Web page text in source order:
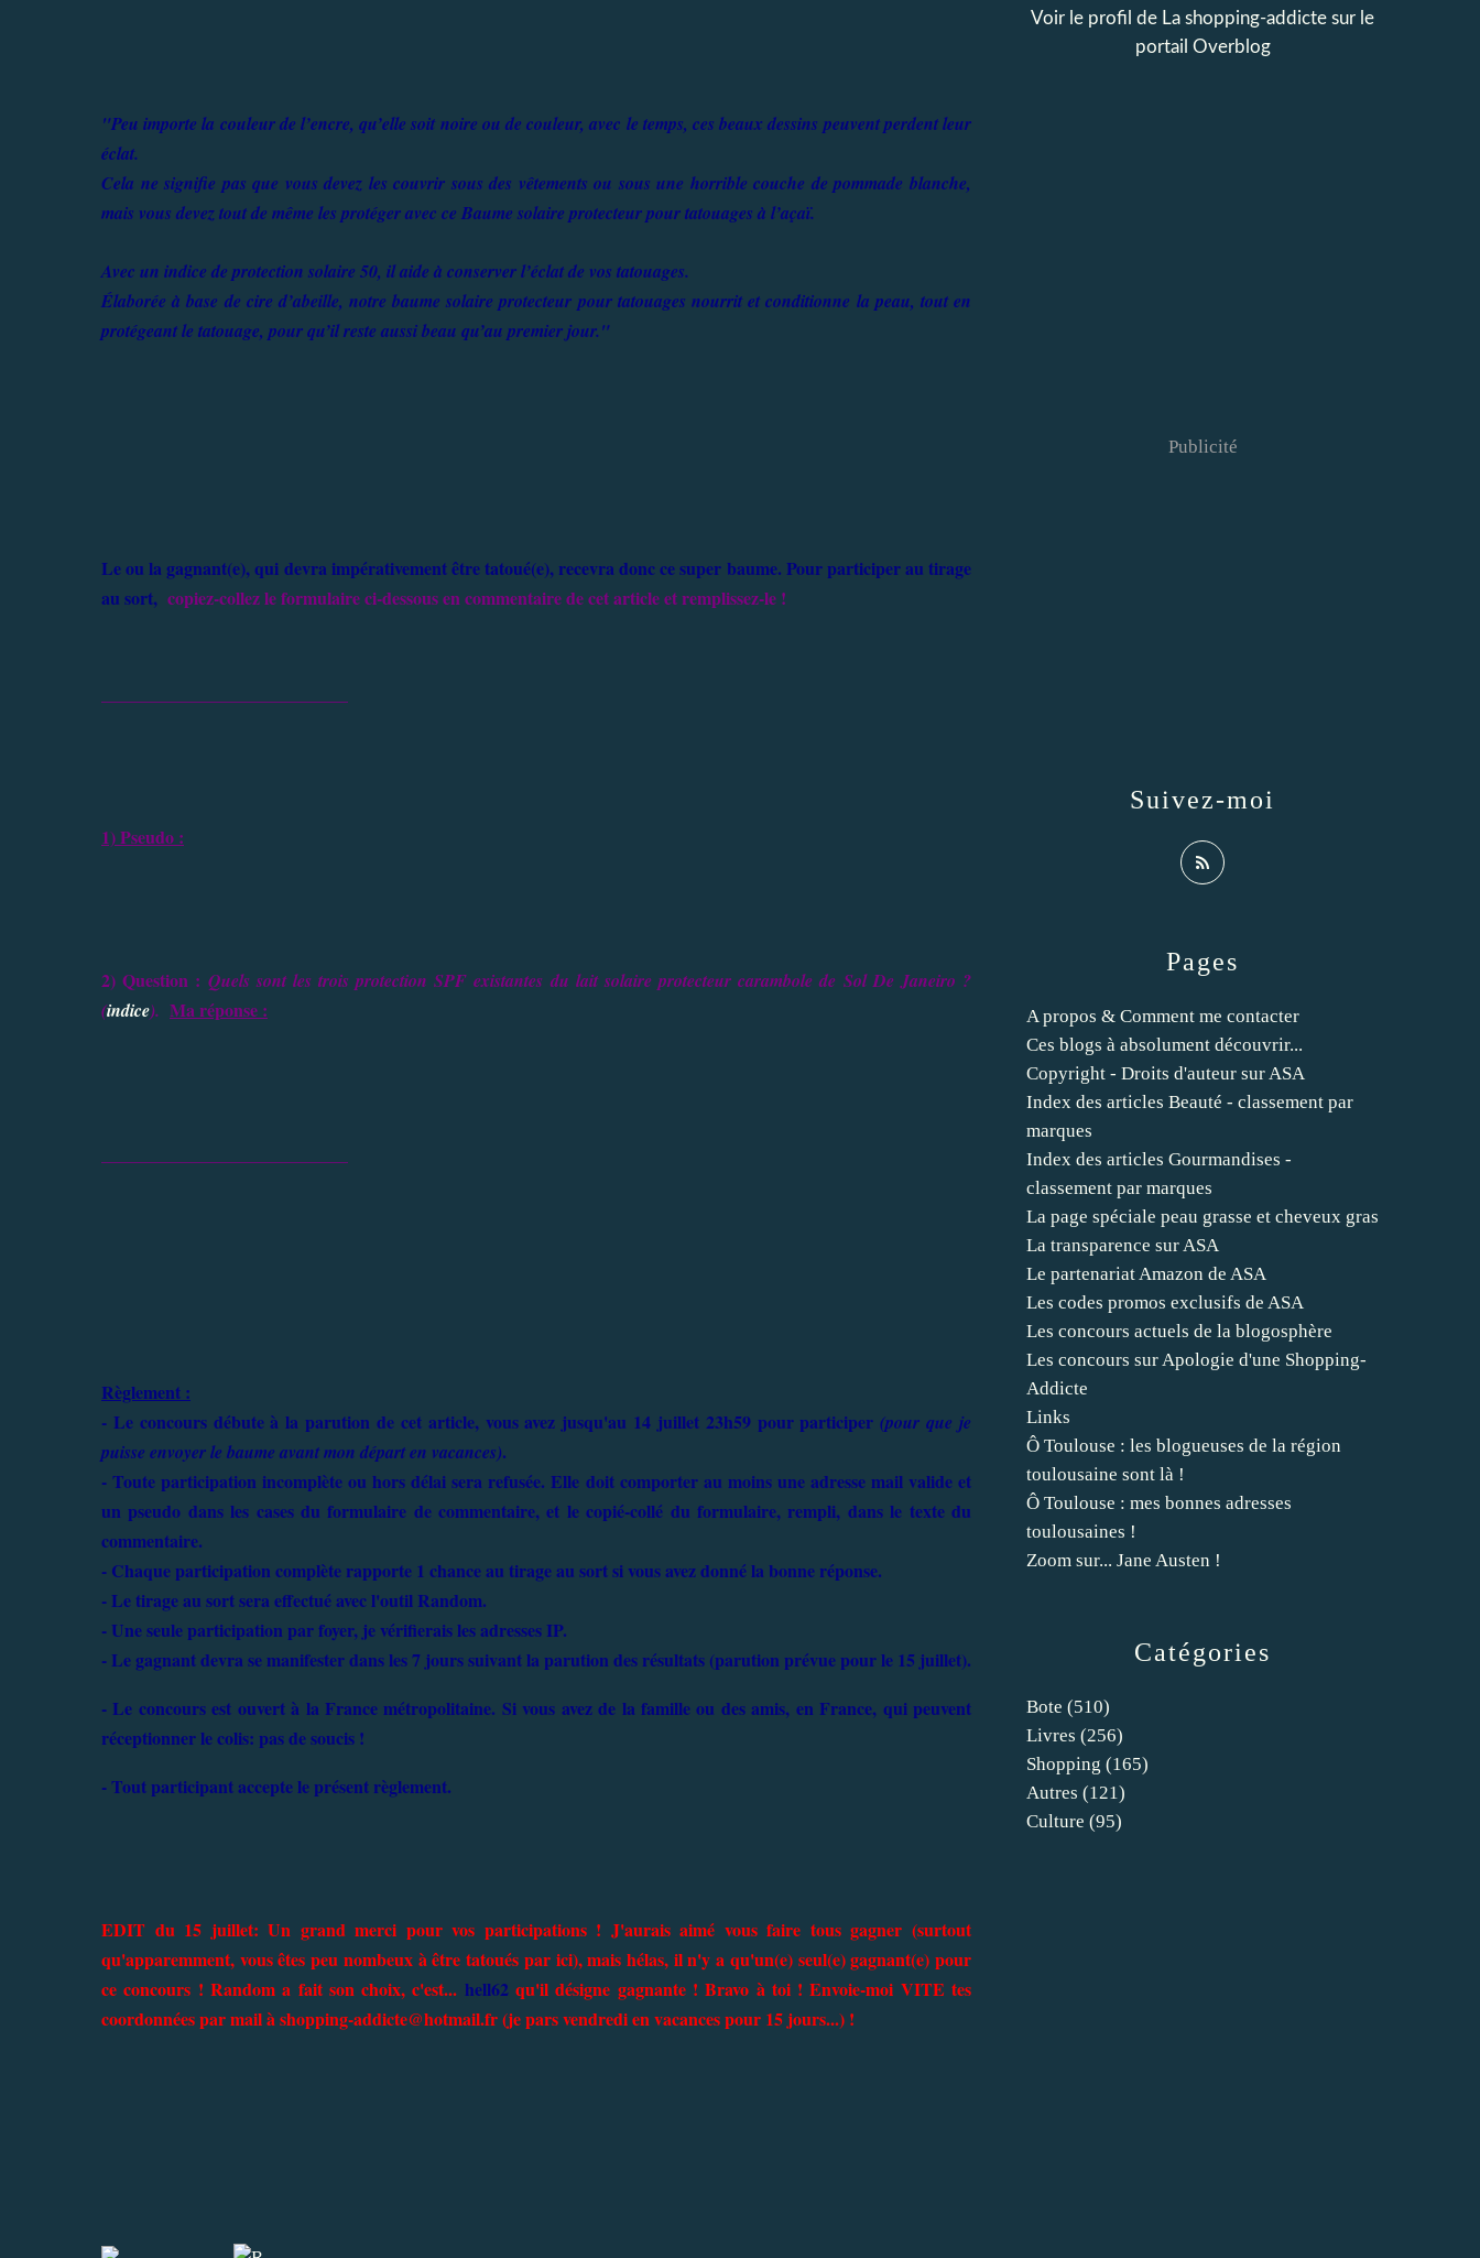
"Peu importe la couleur de l’encre, qu’elle soit noire ou de couleur, avec le temps, ces beaux dessins peuvent perdent leur
éclat.
Cela ne signifie pas que vous devez les couvrir sous des vêtements ou sous une horrible couche de pommade blanche,
mais vous devez tout de même les protéger avec ce Baume solaire protecteur pour tatouages à l’açaï.
Avec un indice de protection solaire 50, il aide à conserver l’éclat de vos tatouages.
Élaborée à base de cire d’abeille, notre baume solaire protecteur pour tatouages nourrit et conditionne la peau, tout en
protégeant le tatouage, pour qu’il reste aussi beau qu’au premier jour."
Le ou la gagnant(e), qui devra impérativement être tatoué(e), recevra donc ce super baume. Pour participer au tirage
au sort, copiez-collez le formulaire ci-dessous en commentaire de cet article et remplissez-le !
1) Pseudo :
2) Question : Quels sont les trois protection SPF existantes du lait solaire protecteur carambole de Sol De Janeiro ?
(indice). Ma réponse :
Règlement :
- Le concours débute à la parution de cet article, vous avez jusqu'au 14 juillet 23h59 pour participer(pour que je
puisse envoyer le baume avant mon départ en vacances).
- Toute participation incomplète ou hors délai sera refusée. Elle doit comporter au moins une adresse mail valide et
un pseudo dans les cases du formulaire de commentaire, et le copié-collé du formulaire, rempli, dans le texte du
commentaire.
- Chaque participation complète rapporte 1 chance au tirage au sort si vous avez donné la bonne réponse.
- Le tirage au sort sera effectué avec l'outil Random.
- Une seule participation par foyer, je vérifierais les adresses IP.
- Le gagnant devra se manifester dans les 7 jours suivant la parution des résultats (parution prévue pour le 15 juillet).
- Le concours est ouvert à la France métropolitaine. Si vous avez de la famille ou des amis, en France, qui peuvent
réceptionner le colis: pas de soucis !
- Tout participant accepte le présent règlement.
EDIT du 15 juillet: Un grand merci pour vos participations ! J'aurais aimé vous faire tous gagner (surtout
qu'apparemment, vous êtes peu nombeux à être tatoués par ici), mais hélas, il n'y a qu'un(e) seul(e) gagnant(e) pour
ce concours ! Random a fait son choix, c'est... hell62qu'il désigne gagnante ! Bravo à toi ! Envoie-moi VITE tes
coordonnées par mail à shopping-addicte@hotmail.fr (je pars vendredi en vacances pour 15 jours...) !
Catégories
Bote (510)
Livres (256)
Shopping (165)
Autres (121)
Culture (95)
Pages
A propos & Comment me contacter
Ces blogs à absolument découvrir...
Copyright - Droits d'auteur sur ASA
Index des articles Beauté - classement par
marques
Index des articles Gourmandises -
classement par marques
La page spéciale peau grasse et cheveux gras
La transparence sur ASA
Le partenariat Amazon de ASA
Les codes promos exclusifs de ASA
Les concours actuels de la blogosphère
Les concours sur Apologie d'une Shopping-
Addicte
Links
Ô Toulouse : les blogueuses de la région
toulousaine sont là !
Ô Toulouse : mes bonnes adresses
toulousaines !
Zoom sur... Jane Austen !
Voir le profil de La shopping-addicte sur le
portail Overblog
Suivez-moi
Publicité